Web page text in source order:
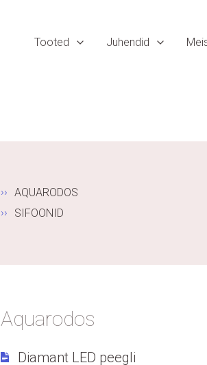
Tooted Juhendid
AQUARODOS
SIFOONID
Aquarodos
Diamant LED peegli